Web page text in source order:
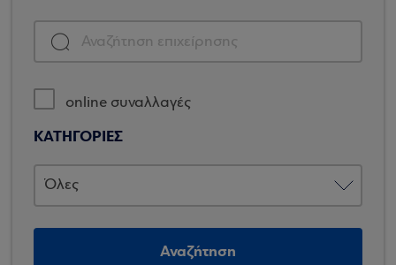
ΚΑΤΗΓΟΡΙΕΣ
online συναλλαγές
Αναζήτηση